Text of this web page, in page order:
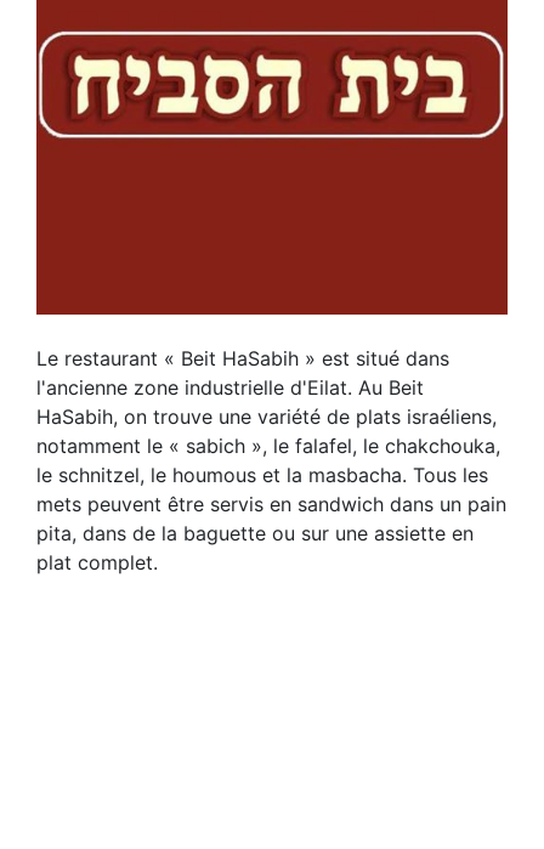
Le restaurant « Beit HaSabih » est situé dans
l'ancienne zone industrielle d'Eilat. Au Beit
HaSabih, on trouve une variété de plats israéliens,
notamment le « sabich », le falafel, le chakchouka,
le schnitzel, le houmous et la masbacha. Tous les
mets peuvent être servis en sandwich dans un pain
pita, dans de la baguette ou sur une assiette en
plat complet.